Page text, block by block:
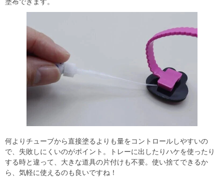
塗布できます。
何よりチューブから直接塗るよりも量をコントロールしやすいの
で、失敗しにくいのがポイント。トレーに出したりハケを使ったり
する時と違って、大きな道具の片付けも不要。使い捨てできるか
ら、気軽に使えるのも良いですね！